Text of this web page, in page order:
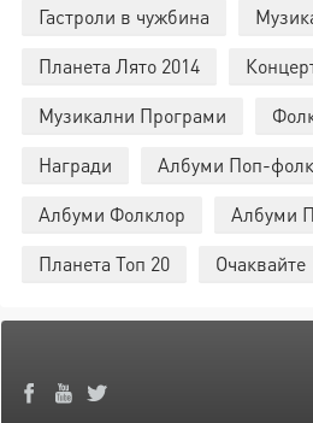
Гастроли в чужбина
Планета Лято 2014
Музикални Програми
Награди
Албуми Поп-фолк
Албуми Фолклор
Албуми
Планета Топ 20
Очаквайте